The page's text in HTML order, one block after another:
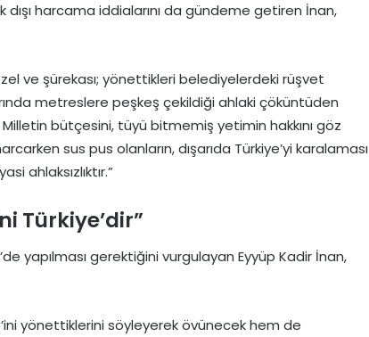
dışı harcama iddialarını da gündeme getiren İnan,
ve şürekası; yönettikleri belediyelerdeki rüşvet
metreslere peşkeş çekildiği ahlaki çöküntüden
bütçesini, tüyü bitmemiş yetimin hakkını göz
sus pus olanların, dışarıda Türkiye’yi karalaması
ahlaksızlıktır.”
Türkiye’dir”
yapılması gerektiğini vurgulayan Eyyüp Kadir İnan,
yönettiklerini söyleyerek övünecek hem de